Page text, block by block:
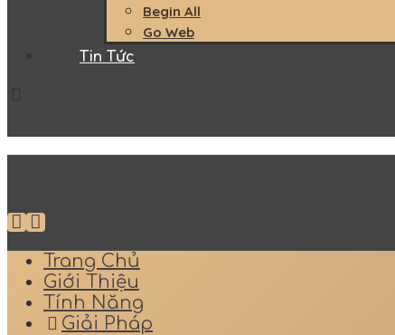
Begin All
Go Web
Tin Tức
Trang Chủ
Giới Thiệu
Tính Năng
Giải Pháp